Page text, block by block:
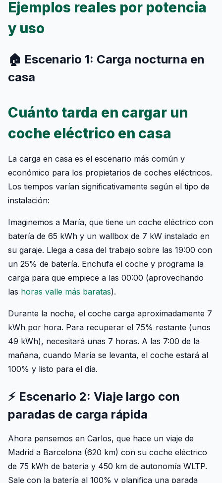
Ejemplos reales por potencia
y uso
🏠 Escenario 1: Carga nocturna en
casa
Cuánto tarda en cargar un
coche eléctrico en casa
La carga en casa es el escenario más común y
económico para los propietarios de coches eléctricos.
Los tiempos varían significativamente según el tipo de
instalación:
Imaginemos a María, que tiene un coche eléctrico con
batería de 65 kWh y un wallbox de 7 kW instalado en
su garaje. Llega a casa del trabajo sobre las 19:00 con
un 25% de batería. Enchufa el coche y programa la
carga para que empiece a las 00:00 (aprovechando
las horas valle más baratas).
Durante la noche, el coche carga aproximadamente 7
kWh por hora. Para recuperar el 75% restante (unos
49 kWh), necesitará unas 7 horas. A las 7:00 de la
mañana, cuando María se levanta, el coche estará al
100% y listo para el día.
⚡ Escenario 2: Viaje largo con
paradas de carga rápida
Ahora pensemos en Carlos, que hace un viaje de
Madrid a Barcelona (620 km) con su coche eléctrico
de 75 kWh de batería y 450 km de autonomía WLTP.
Sale con la batería al 100% y planifica una parada